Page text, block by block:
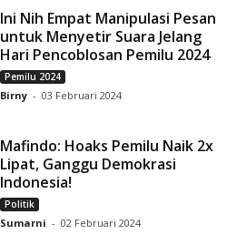
Ini Nih Empat Manipulasi Pesan
untuk Menyetir Suara Jelang
Hari Pencoblosan Pemilu 2024
Pemilu 2024
Birny - 03 Februari 2024
Mafindo: Hoaks Pemilu Naik 2x
Lipat, Ganggu Demokrasi
Indonesia!
Politik
Sumarni - 02 Februari 2024